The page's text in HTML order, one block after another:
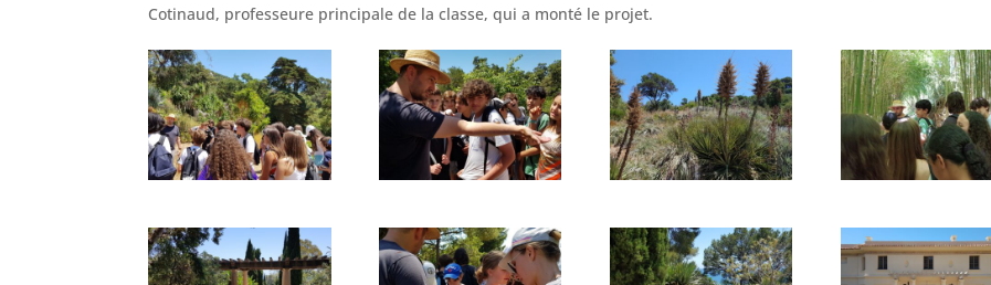
Cotinaud, professeure principale de la classe, qui a monté le projet.